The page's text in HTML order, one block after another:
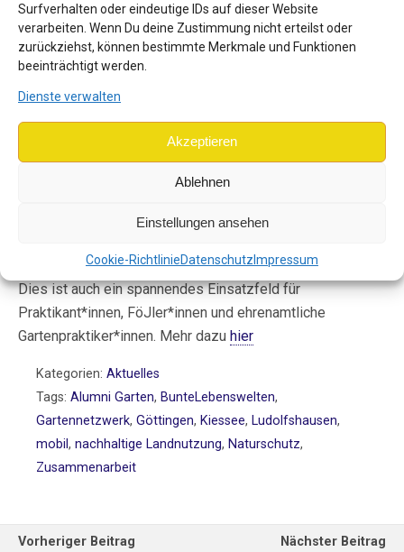
Surfverhalten oder eindeutige IDs auf dieser Website
verarbeiten. Wenn Du deine Zustimmung nicht erteilst oder
zurückziehst, können bestimmte Merkmale und Funktionen
beeinträchtigt werden.
Dienste verwalten
Akzeptieren
Ablehnen
Einstellungen ansehen
Cookie-RichtlinieDatenschutzImpressum
Mitglied im gerade entstehenden „Gemeinschaftsgarten-
Spezialkenntnisse in Form von verschiedenen Kursen an.
Dies ist auch ein spannendes Einsatzfeld für
Praktikant*innen, FöJler*innen und ehrenamtliche
Gartenpraktiker*innen. Mehr dazu hier
Kategorien: Aktuelles
Tags: Alumni Garten, BunteLebenswelten,
Gartennetzwerk, Göttingen, Kiessee, Ludolfshausen,
mobil , nachhaltige Landnutzung, Naturschutz,
Zusammenarbeit
Vorheriger Beitrag Nächster Beitrag